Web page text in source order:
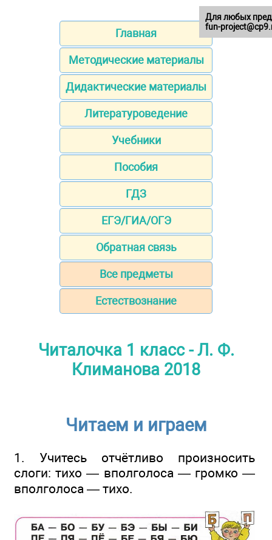
Главная
Методические материалы
Дидактические материалы
Литературоведение
Учебники
Пособия
ГДЗ
ЕГЭ/ГИА/ОГЭ
Обратная связь
Все предметы
Естествознание
Читалочка 1 класс - Л. Ф.
Климанова 2018
Читаем и играем
1. Учитесь отчётливо произносить
слоги: тихо — вполголоса — громко —
вполголоса — тихо.
Для любых
fun-